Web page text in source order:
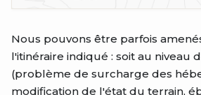
Nous pouvons être parfois
l'itinéraire indiqué : soit au niveau
(problème de surcharge des
modification de l'état du terrain,